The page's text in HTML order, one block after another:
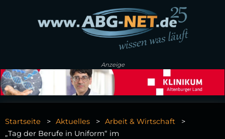
Anzeige
Startseite Aktuelles
Arbeit & Wirtschaft
„Tag der Berufe in Uniform“ im